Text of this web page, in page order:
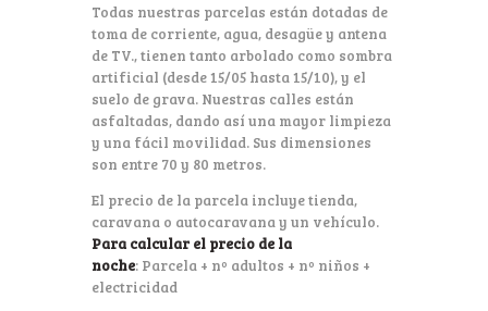
Todas nuestras parcelas están dotadas de
toma de corriente, agua, desagüe y antena
de TV., tienen tanto arbolado como sombra
artificial (desde 15/05 hasta 15/10), y el
suelo de grava. Nuestras calles están
asfaltadas, dando así una mayor limpieza
y una fácil movilidad. Sus dimensiones
son entre 70 y 80 metros.
El precio de la parcela incluye tienda,
caravana o autocaravana y un vehículo.
Para calcular el precio de la
noche: Parcela + nº adultos + nº niños +
electricidad